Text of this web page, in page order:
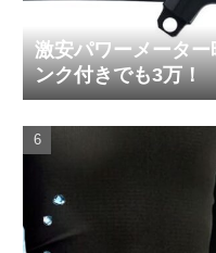
激安パワーメータ
ンク付きでも3万！